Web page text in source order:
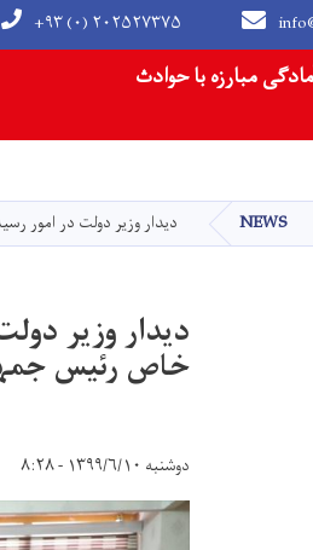
مبارزه با حوادث
+۹۳ (۰) ۲۰۲۵۲۷۳۷۵
Main
NEWS دیدار وزیر دولت در امور
دیدار وزیر
خاص رئیس
دوشنبه ۱۳۹۹/۶/۱۰ - ۸:۲۸